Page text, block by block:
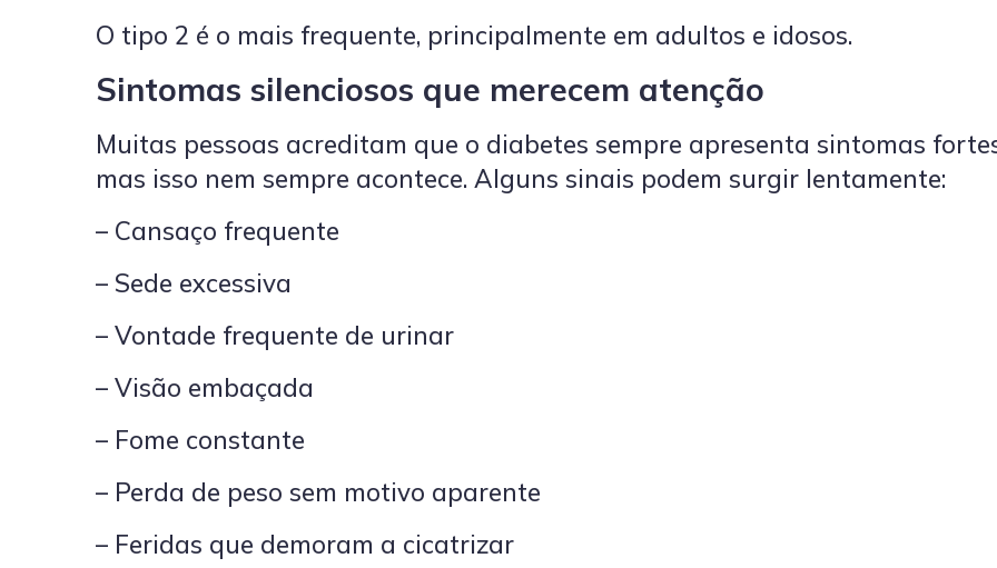
O tipo 2 é o mais frequente, principalmente em adultos e idosos.
Sintomas silenciosos que merecem atenção
Muitas pessoas acreditam que o diabetes sempre apresenta sintomas
mas isso nem sempre acontece. Alguns sinais podem surgir lentamente:
– Cansaço frequente
– Sede excessiva
– Vontade frequente de urinar
– Visão embaçada
– Fome constante
– Perda de peso sem motivo aparente
– Feridas que demoram a cicatrizar